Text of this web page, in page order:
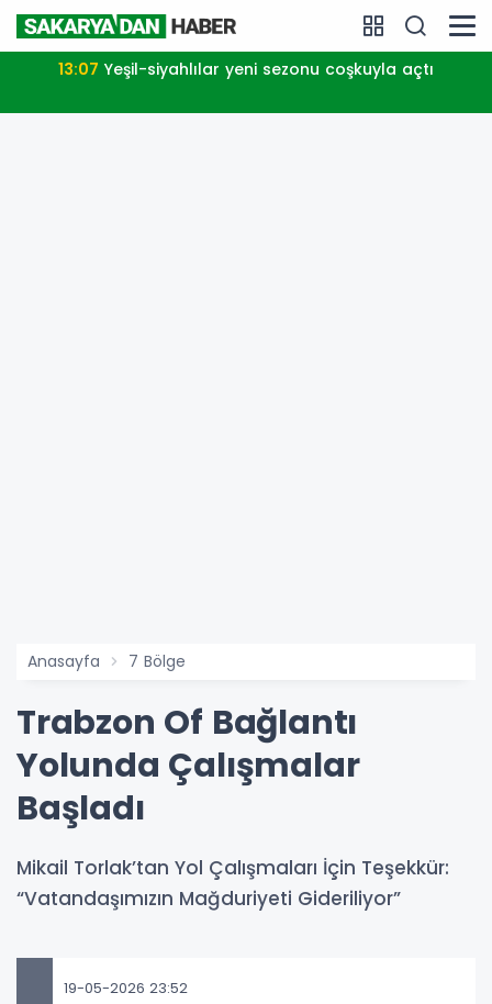
13:07 Yeşil-siyahlılar yeni sezonu coşkuyla açtı
Anasayfa 7 Bölge
Trabzon Of Bağlantı
Yolunda Çalışmalar
Başladı
Mikail Torlak’tan Yol Çalışmaları İçin Teşekkür:
“Vatandaşımızın Mağduriyeti Gideriliyor”
19-05-2026 23:52